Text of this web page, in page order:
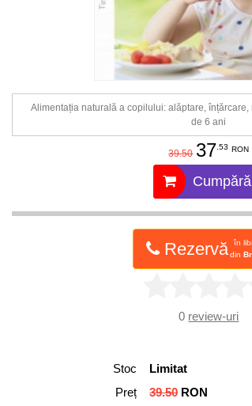
Alimentația naturală a copilului: alăptare,
de 6 ani
39.50 37 .53 RON
Cumpără
Rezervă
în
din
0 review-uri
Stoc
Limitat
Preț
39.50RON